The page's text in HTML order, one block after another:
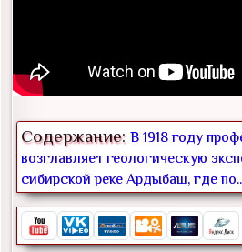
Содержание: В 1918 году
возглавляет геологическую
сибирской реке Ардыбаш, где